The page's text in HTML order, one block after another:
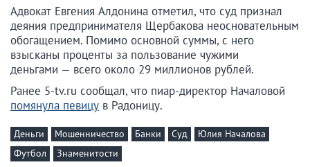
Адвокат Евгения Алдонина отметил, что суд признал
деяния предпринимателя Щербакова неосновательным
обогащением. Помимо основной суммы, с него
взысканы проценты за пользование чужими
деньгами — всего около 29 миллионов рублей.
Ранее 5-tv.ru сообщал, что пиар-директор Началовой
помянула певицу в Радоницу.
Деньги Мошенничество Банки Суд
Юлия Началова
Футбол
Знаменитости